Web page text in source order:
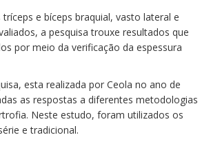
e bíceps braquial, vasto lateral e
a pesquisa trouxe resultados que
por meio da verificação da espessura
esta realizada por Ceola no ano de
as respostas a diferentes metodologias
Neste estudo, foram utilizados os
e tradicional.